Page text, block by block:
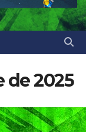
de 2025